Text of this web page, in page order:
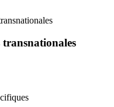
transnationales